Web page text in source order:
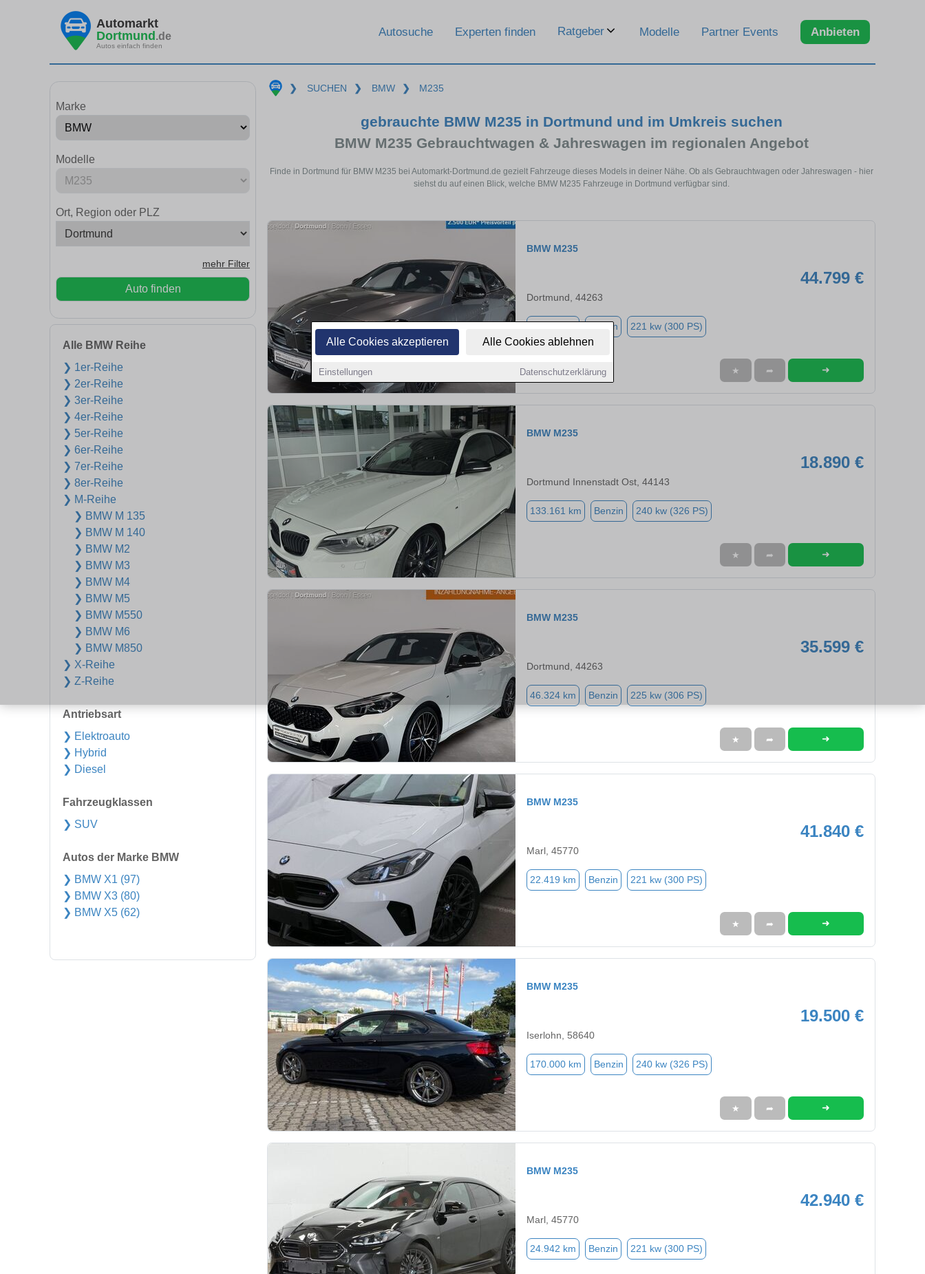
Alle Cookies akzeptieren Alle Cookies ablehnen
Einstellungen Datenschutzerklärung
Automarkt
Dortmund.de
Autos einfach finden
Autosuche Experten finden Ratgeber Modelle Partner Events Anbieten
Marke
Modelle
Ort, Region oder PLZ
mehr Filter
Auto finden
Alle BMW Reihe
❯ 1er-Reihe
❯ 2er-Reihe
❯ 3er-Reihe
❯ 4er-Reihe
❯ 5er-Reihe
❯ 6er-Reihe
❯ 7er-Reihe
❯ 8er-Reihe
❯ M-Reihe
❯ BMW M 135
❯ BMW M 140
❯ BMW M2
❯ BMW M3
❯ BMW M4
❯ BMW M5
❯ BMW M550
❯ BMW M6
❯ BMW M850
❯ X-Reihe
❯ Z-Reihe
Antriebsart
❯ Elektroauto
❯ Hybrid
❯ Diesel
Fahrzeugklassen
❯ SUV
Autos der Marke BMW
❯ BMW X1 (97)
❯ BMW X3 (80)
❯ BMW X5 (62)
❯ SUCHEN ❯ BMW ❯ M235
gebrauchte BMW M235 in Dortmund und im Umkreis suchen
BMW M235 Gebrauchtwagen & Jahreswagen im regionalen Angebot
Finde in Dortmund für BMW M235 bei Automarkt-Dortmund.de gezielt Fahrzeuge dieses Models in deiner Nähe. Ob als Gebrauchtwagen oder Jahreswagen - hier
siehst du auf einen Blick, welche BMW M235 Fahrzeuge in Dortmund verfügbar sind.
BMW M235
44.799 €
Dortmund, 44263
Benzin 221 kw (300 PS)
★ ➦ ➜
BMW M235
18.890 €
Dortmund Innenstadt Ost, 44143
133.161 km Benzin 240 kw (326 PS)
★ ➦ ➜
BMW M235
35.599 €
Dortmund, 44263
46.324 km Benzin 225 kw (306 PS)
★ ➦ ➜
BMW M235
41.840 €
Marl, 45770
22.419 km Benzin 221 kw (300 PS)
★ ➦ ➜
BMW M235
19.500 €
Iserlohn, 58640
170.000 km Benzin 240 kw (326 PS)
★ ➦ ➜
BMW M235
42.940 €
Marl, 45770
24.942 km Benzin 221 kw (300 PS)